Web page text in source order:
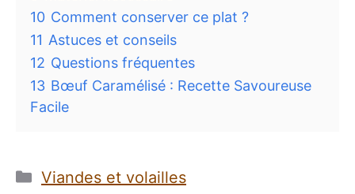
10 Comment conserver ce plat ?
11 Astuces et conseils
12 Questions fréquentes
13 Bœuf Caramélisé : Recette Savoureuse
Facile
Catégories
Viandes et volailles